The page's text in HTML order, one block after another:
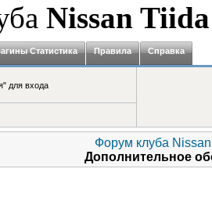
Nissan Tiida
Статистика Правила Справка
для входа
Форум клуба
Дополнительное